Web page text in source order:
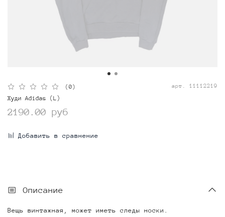
(0) арт. 11112219
Худи Adidas (L)
2190.00 руб
Добавить в сравнение
Описание
Вещь винтажная, может иметь следы носки.